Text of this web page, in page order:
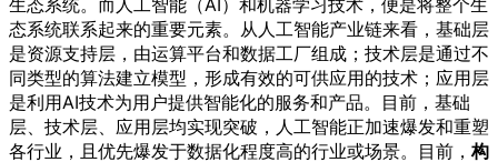
态系统联系起来的重要元素。从人工智能产业链来看，基础层
是资源支持层，由运算平台和数据工厂组成；技术层是通过不
同类型的算法建立模型，形成有效的可供应用的技术；应用层
是利用AI技术为用户提供智能化的服务和产品。目前，基础
层、技术层、应用层均实现突破，人工智能正加速爆发和重塑
各行业，且优先爆发于数据化程度高的行业或场景。目前，构